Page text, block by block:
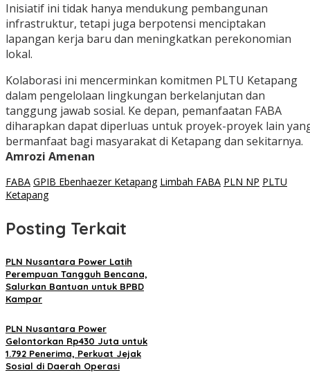
Inisiatif ini tidak hanya mendukung pembangunan
infrastruktur, tetapi juga berpotensi menciptakan
lapangan kerja baru dan meningkatkan perekonomian
lokal.
Kolaborasi ini mencerminkan komitmen PLTU Ketapang
dalam pengelolaan lingkungan berkelanjutan dan
tanggung jawab sosial. Ke depan, pemanfaatan FABA
diharapkan dapat diperluas untuk proyek-proyek lain
bermanfaat bagi masyarakat di Ketapang dan sekitarnya.
Amrozi Amenan
FABA GPIB Ebenhaezer Ketapang Limbah FABA PLN NP PLTU
Ketapang
Posting Terkait
PLN Nusantara Power Latih
Perempuan Tangguh Bencana,
Salurkan Bantuan untuk BPBD
Kampar
PLN Nusantara Power
Gelontorkan Rp430 Juta untuk
1.792 Penerima, Perkuat Jejak
Sosial di Daerah Operasi